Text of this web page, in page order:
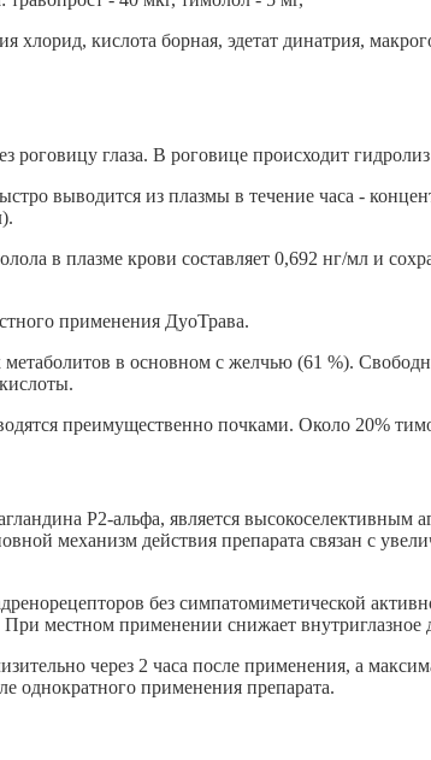
хлорид, кислота борная, эдетат динатрия,
роговицу глаза. В роговице происходит
выводится из плазмы в течение часа -
в плазме крови составляет 0,692 нг/мл и
применения ДуоТрава.
в основном с желчью (61 %).
преимущественно почками. Около 20%
Р2-альфа, является
механизм действия препарата связан с
без симпатомиметической
местном применении снижает внутриглазное
через 2 часа после применения, а
однократного применения препарата.